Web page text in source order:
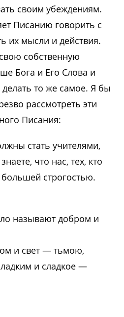
своим убеждениям.
Писанию говорить с
их мысли и действия.
собственную
Бога и Его Слова и
то же самое. Я бы
рассмотреть эти
Писания:
стать учителями,
что нас, тех, кто
большей строгостью.
называют добром и
и свет — тьмою,
и сладкое —